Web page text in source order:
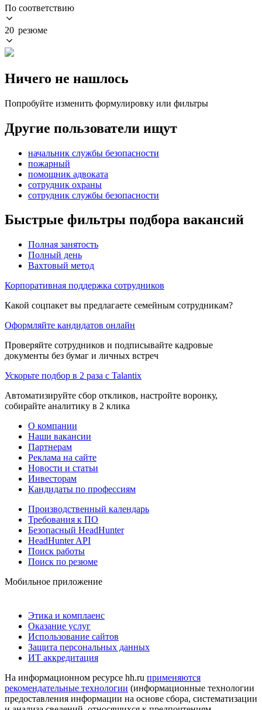
По соответствию
20 резюме
Ничего не нашлось
Попробуйте изменить формулировку или фильтры
Другие пользователи ищут
начальник службы безопасности
пожарный
помощник адвоката
сотрудник охраны
сотрудник службы безопасности
Быстрые фильтры подбора вакансий
Полная занятость
Полный день
Вахтовый метод
Корпоративная поддержка сотрудников
Какой соцпакет вы предлагаете семейным сотрудникам?
Оформляйте кандидатов онлайн
Проверяйте сотрудников и подписывайте кадровые
документы без бумаг и личных встреч
Ускорьте подбор в 2 раза с Talantix
Автоматизируйте сбор откликов, настройте воронку,
собирайте аналитику в 2 клика
О компании
Наши вакансии
Партнерам
Реклама на сайте
Новости и статьи
Инвесторам
Кандидаты по профессиям
Производственный календарь
Требования к ПО
Безопасный HeadHunter
HeadHunter API
Поиск работы
Поиск по резюме
Мобильное приложение
Этика и комплаенс
Оказание услуг
Использование сайтов
Защита персональных данных
ИТ аккредитация
На информационном ресурсе hh.ru применяются
рекомендательные технологии (информационные технологии
предоставления информации на основе сбора, систематизации